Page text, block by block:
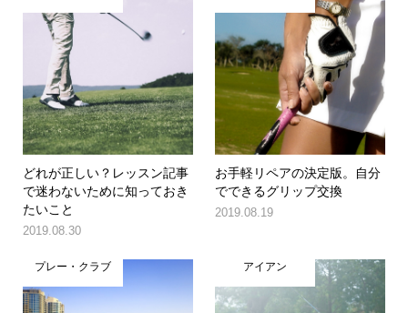
どれが正しい？レッスン記事
で迷わないために知っておき
たいこと
2019.08.30
お手軽リペアの決定版。自分
でできるグリップ交換
2019.08.19
プレー・クラブ アイアン